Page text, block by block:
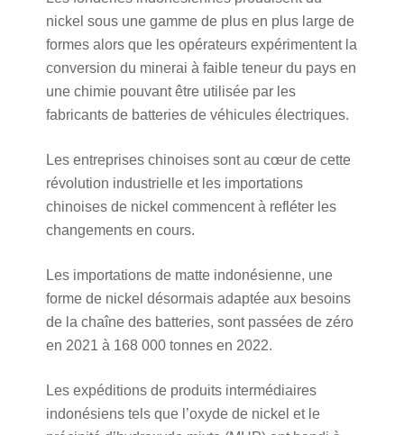
nickel sous une gamme de plus en plus large de
formes alors que les opérateurs expérimentent la
conversion du minerai à faible teneur du pays en
une chimie pouvant être utilisée par les
fabricants de batteries de véhicules électriques.
Les entreprises chinoises sont au cœur de cette
révolution industrielle et les importations
chinoises de nickel commencent à refléter les
changements en cours.
Les importations de matte indonésienne, une
forme de nickel désormais adaptée aux besoins
de la chaîne des batteries, sont passées de zéro
en 2021 à 168 000 tonnes en 2022.
Les expéditions de produits intermédiaires
indonésiens tels que l’oxyde de nickel et le